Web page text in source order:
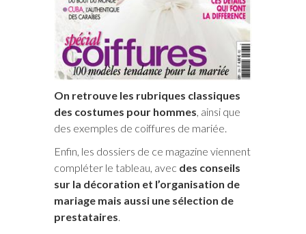
On retrouve les rubriques classiques
des costumes pour hommes , ainsi que
des exemples de coiffures de mariée.
Enfin, les dossiers de ce magazine viennent
compléter le tableau, avec des conseils
sur la décoration et l’organisation de
mariage mais aussi une sélection de
prestataires